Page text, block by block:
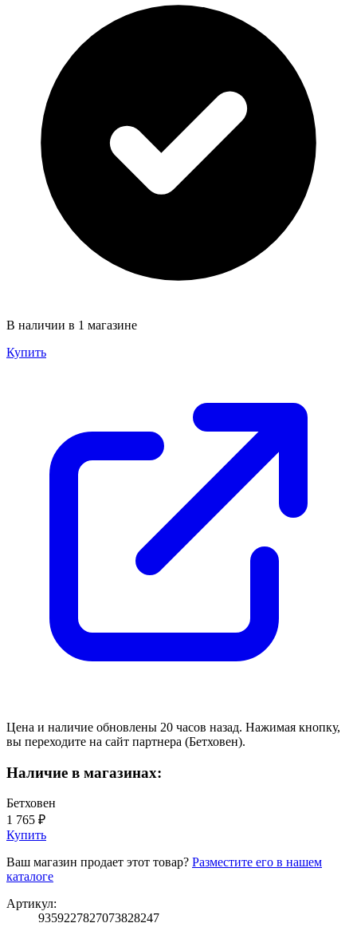
В наличии в 1 магазине
Купить
Цена и наличие обновлены 20 часов назад. Нажимая кнопку,
вы переходите на сайт партнера (Бетховен).
Наличие в магазинах:
Бетховен
1 765 ₽
Купить
Ваш магазин продает этот товар? Разместите его в нашем
каталоге
Артикул:
9359227827073828247